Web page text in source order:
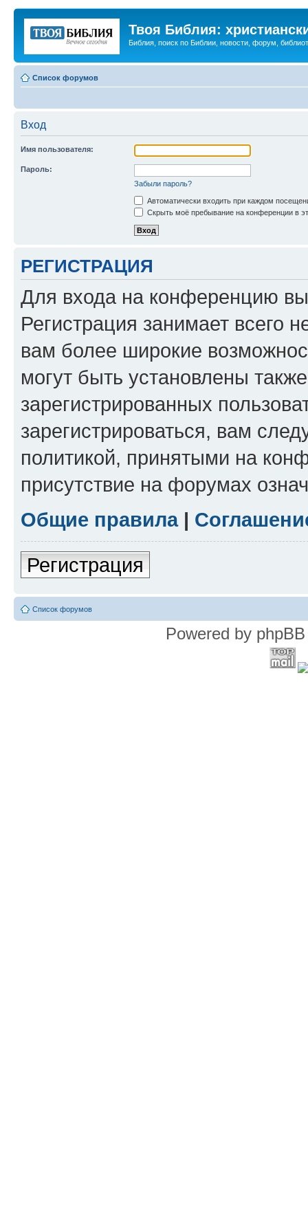
Твоя Библия:
Библия, поиск по Библии, новости, форум,
Список форумов
Вход
Имя пользователя:
Пароль:
Забыли пароль?
Автоматически входить при каждом
Скрыть моё пребывание на конференции в
РЕГИСТРАЦИЯ
Для входа на конференцию
Регистрация занимает всего
вам более широкие
могут быть установлены
зарегистрированных
зарегистрироваться, вам
политикой, принятыми на
присутствие на форумах
Общие правила|
Регистрация
Список форумов
Powered by